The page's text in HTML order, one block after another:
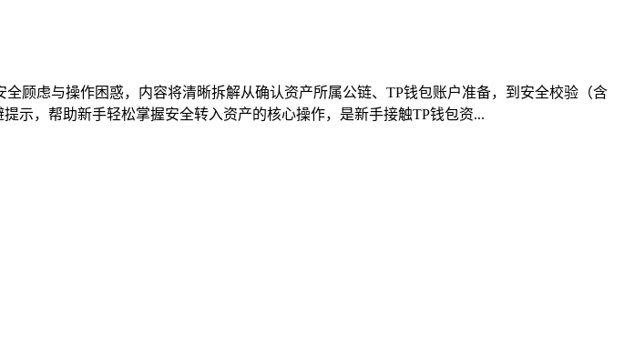
顾虑与操作困惑，内容将清晰拆解从确认资产所属公链、TP钱包账户准备，到安全校验（含
示，帮助新手轻松掌握安全转入资产的核心操作，是新手接触TP钱包资...